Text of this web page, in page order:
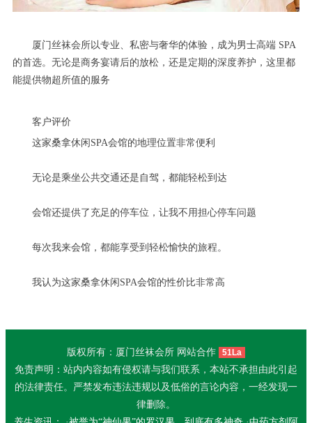
厦门丝袜会所以专业、私密与奢华的体验，成为男士高端 SPA
的首选。无论是商务宴请后的放松，还是定期的深度养护，这里都
能提供物超所值的服务
客户评价
这家桑拿休闲SPA会馆的地理位置非常便利
无论是乘坐公共交通还是自驾，都能轻松到达
会馆还提供了充足的停车位，让我不用担心停车问题
每次我来会馆，都能享受到轻松愉快的旅程。
我认为这家桑拿休闲SPA会馆的性价比非常高
版权所有：厦门丝袜会所 网站合作 51La
免责声明：站内内容如有侵权请与我们联系，本站不承担由此引起
的法律责任。严禁发布违法违规以及低俗的言论内容，一经发现一
律删除。